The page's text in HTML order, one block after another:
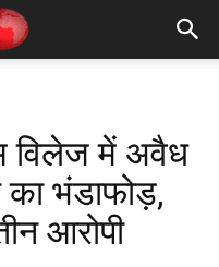
विलेज में अवैध
भंडाफोड़,
आरोपी